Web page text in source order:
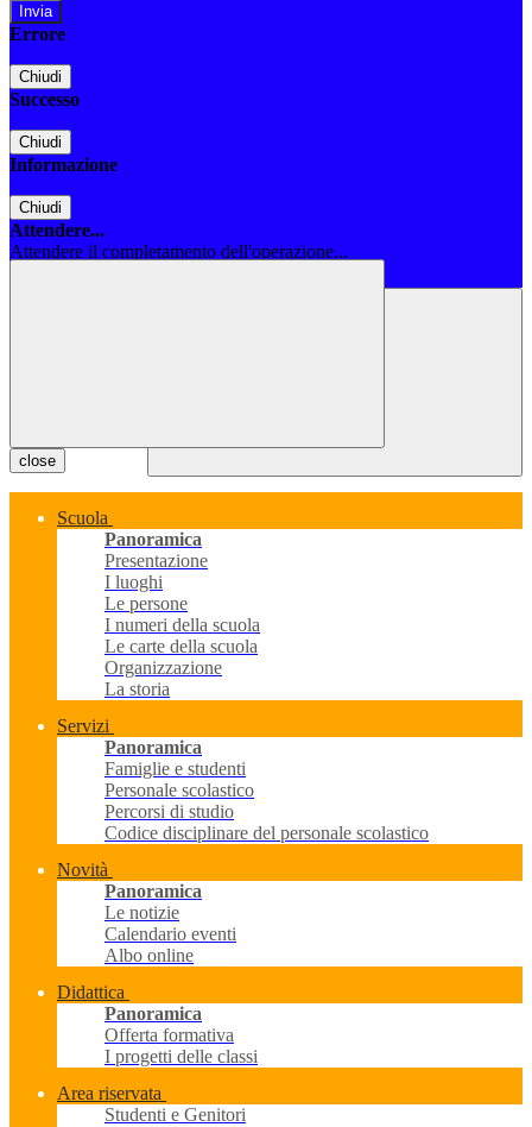
Errore
Chiudi
Successo
Chiudi
Informazione
Chiudi
Attendere...
Attendere il completamento dell'operazione...
close
Scuola
Panoramica
Presentazione
I luoghi
Le persone
I numeri della scuola
Le carte della scuola
Organizzazione
La storia
Servizi
Panoramica
Famiglie e studenti
Personale scolastico
Percorsi di studio
Codice disciplinare del personale scolastico
Novità
Panoramica
Le notizie
Calendario eventi
Albo online
Didattica
Panoramica
Offerta formativa
I progetti delle classi
Area riservata
Studenti e Genitori